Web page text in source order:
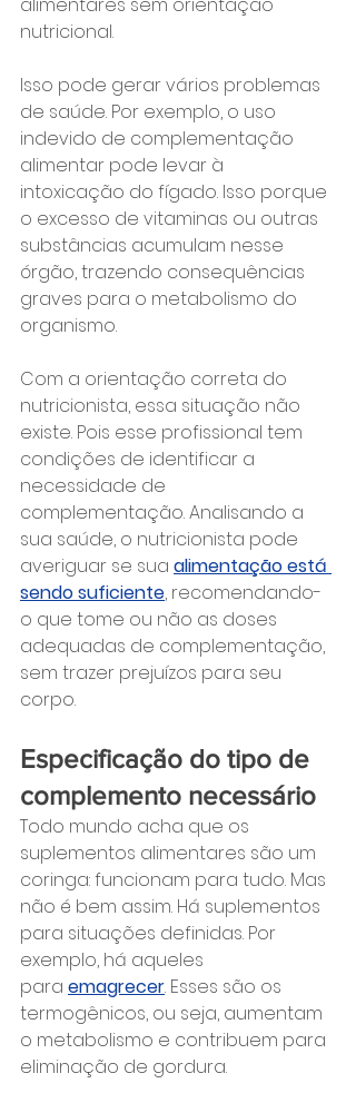
alimentares sem orientação
nutricional.
Isso pode gerar vários problemas
de saúde. Por exemplo, o uso
indevido de complementação
alimentar pode levar à
intoxicação do fígado. Isso porque
o excesso de vitaminas ou outras
substâncias acumulam nesse
órgão, trazendo consequências
graves para o metabolismo do
organismo.
Com a orientação correta do
nutricionista, essa situação não
existe. Pois esse profissional tem
condições de identificar a
necessidade de
complementação. Analisando a
sua saúde, o nutricionista pode
averiguar se sua alimentação está
sendo suficiente, recomendando-
o que tome ou não as doses
adequadas de complementação,
sem trazer prejuízos para seu
corpo.
Especificação do tipo de
complemento necessário
Todo mundo acha que os
suplementos alimentares são um
coringa: funcionam para tudo. Mas
não é bem assim. Há suplementos
para situações definidas. Por
exemplo, há aqueles
para emagrecer. Esses são os
termogênicos, ou seja, aumentam
o metabolismo e contribuem para
eliminação de gordura.